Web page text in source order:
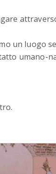
un luogo
umano-